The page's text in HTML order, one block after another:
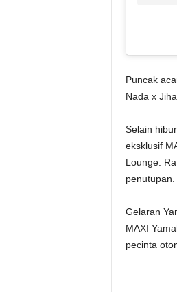
Puncak
Nada x
Selain
eksklusif
Lounge.
penutupan.
Gelaran
MAXI
pecinta